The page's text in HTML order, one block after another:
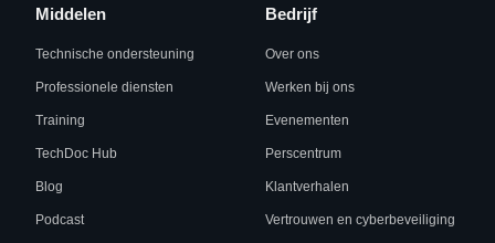
Middelen
Technische ondersteuning
Professionele diensten
Training
TechDoc Hub
Blog
Podcast
Bedrijf
Over ons
Werken bij ons
Evenementen
Perscentrum
Klantverhalen
Vertrouwen en cyberbeveiliging